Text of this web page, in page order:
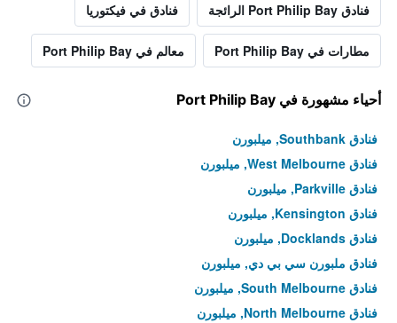
فنادق Port Philip Bay الرائجة فنادق في فيكتوريا
مطارات في Port Philip Bay معالم في Port Philip Bay
أحياء مشهورة في Port Philip Bay
فنادق Southbank, ميلبورن
فنادق West Melbourne, ميلبورن
فنادق Parkville, ميلبورن
فنادق Kensington, ميلبورن
فنادق Docklands, ميلبورن
فنادق ملبورن سي بي دي, ميلبورن
فنادق South Melbourne, ميلبورن
فنادق North Melbourne, ميلبورن